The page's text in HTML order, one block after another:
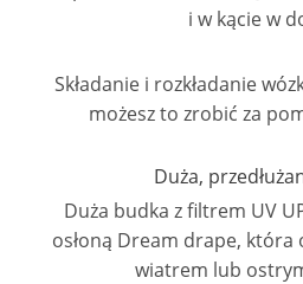
i w kącie w
Składanie i rozkładanie
możesz to zrobić za
Duża,
Duża budka z filtrem UV
osłoną Dream drape, która
wiatrem lub